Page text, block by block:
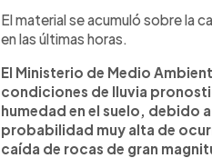
El material se acumuló sobre la
en las últimas horas.
El Ministerio de Medio
condiciones de lluvia
humedad en el suelo, debido
probabilidad muy alta de
caída de rocas de gran